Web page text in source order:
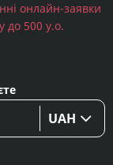
онлайн-заявки
до 500 у.о.
UAH